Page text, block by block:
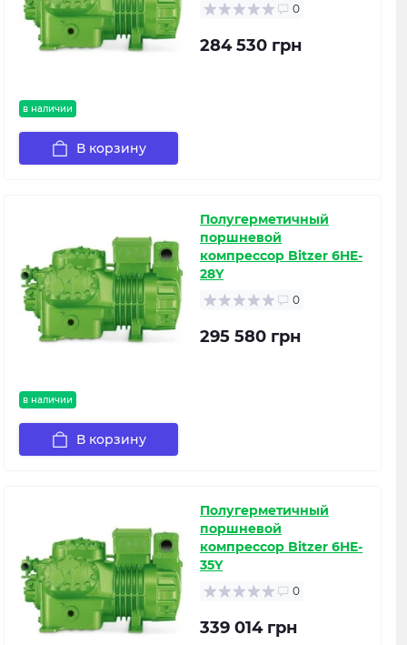
в наличии
0
284 530 грн
В корзину
в наличии
Полугерметичный
поршневой
компрессор Bitzer 6HE-
28Y
0
295 580 грн
В корзину
Полугерметичный
поршневой
компрессор Bitzer 6HE-
35Y
0
339 014 грн